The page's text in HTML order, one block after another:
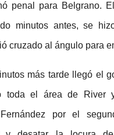
penal para Belgrano.
minutos antes, se
cruzado al ángulo para
más tarde llegó el
toda el área de River
por el